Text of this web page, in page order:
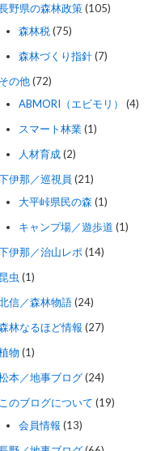
野県の森林政策(105)
森林税 (75)
森林づくり指針(7)
その他(72)
ABMORI（エビモリ）
(4)
スマート林業(1)
人材育成(2)
伊那／巡視員 (21)
大平峠県民の森 (1)
キャンプ場／遊歩道 (1)
伊那／治山レポ (14)
昆虫 (1)
信／森林物語(24)
林なるほど情報 (27)
物 (1)
本／地事ブログ(24)
このブログについて (19)
会員情報 (13)